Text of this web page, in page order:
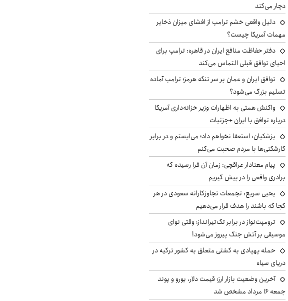
دچار می‌کند
دلیل واقعی خشم ترامپ از افشای میزان ذخایر
مهمات آمریکا چیست؟
دفتر حفاظت منافع ایران در قاهره: ترامپ برای
احیای توافق قبلی التماس می‌کند
توافق ایران و عمان بر سر تنگه هرمز؛ ترامپ آماده
تسلیم بزرگ می‌شود؟
واکنش همتی به اظهارات وزیر خزانه‌داری آمریکا
درباره توافق با ایران +جزئیات
پزشکیان: استعفا نخواهم داد؛ می‌ایستم و در برابر
کارشکنی‌ها با مردم صحبت می‌کنم
پیام معنادار عراقچی: زمان آن فرا رسیده که
برادری واقعی را در پیش گیریم
یحیی سریع: تجمعات تجاوزکارانه سعودی در هر
کجا که باشند را هدف قرار می‌دهیم
ترومپت‌نواز در برابر تک‌تیرانداز؛ وقتی نوای
موسیقی بر آتش جنگ پیروز می‌شود!
حمله پهپادی به کشتی متعلق به کشور ترکیه در
دریای سیاه
آخرین وضعیت بازار ارز؛ قیمت دلار، یورو و پوند
جمعه ۱۶ مرداد مشخص شد